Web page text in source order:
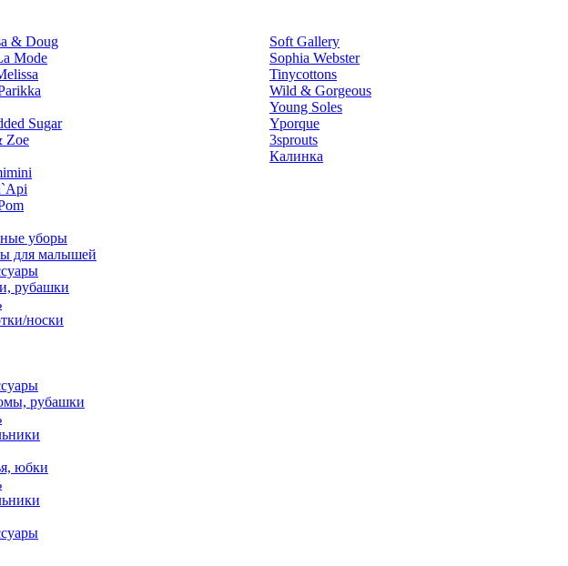
& Doug
Mode
Sugar
Zoe
Soft Gallery
Sophia Webster
Tinycottons
Wild & Gorgeous
Young Soles
Yporque
3sprouts
Калинка
уборы
для малышей
рубашки
носки
рубашки
юбки